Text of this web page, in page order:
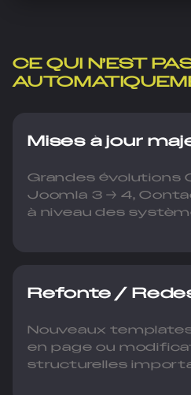
CE QUI N’EST
Mises à jour
Grandes évolutions
Joomla 3 → 4,
à niveau des
Refonte /
Nouveaux
en page ou
structurelles